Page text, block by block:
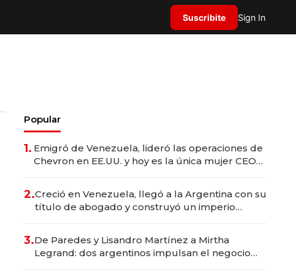
Suscribite Sign In
Popular
1. Emigró de Venezuela, lideró las operaciones de
Chevron en EE.UU. y hoy es la única mujer CEO
2.Creció en Venezuela, llegó a la Argentina con su
título de abogado y construyó un imperio
3.De Paredes y Lisandro Martínez a Mirtha
Legrand: dos argentinos impulsan el negocio